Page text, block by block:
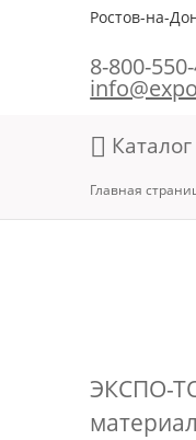
Ростов-на-
8-800-
Главная
ЭКСПО-